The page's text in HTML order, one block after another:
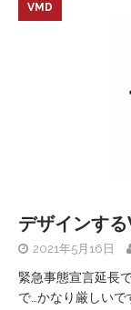
VMD
デザインす
2021年5月16日
緊急事態宣言延長
で…かなり厳しい